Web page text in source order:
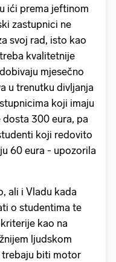
ići prema jeftinom
zastupnici ne
svoj rad, isto kao
kvalitetnije
mjesečno
u trenutku divljanja
koji imaju
300 eura, pa
koji redovito
60 eura - upozorila
ali i Vladu kada
o studentima te
kao na
ljudskom
trebaju biti motor